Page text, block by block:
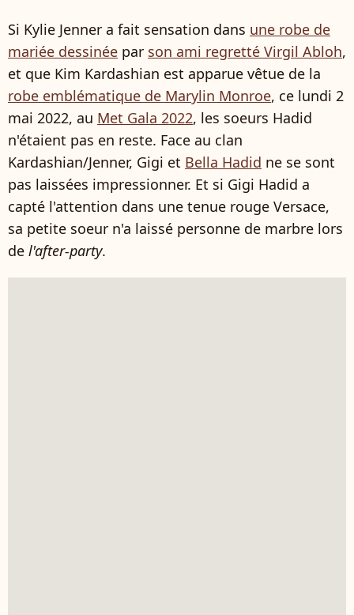
Si Kylie Jenner a fait sensation dans une robe de
mariée dessinée par son ami regretté Virgil Abloh,
et que Kim Kardashian est apparue vêtue de la
robe emblématique de Marylin Monroe, ce lundi 2
mai 2022, au Met Gala 2022, les soeurs Hadid
n'étaient pas en reste. Face au clan
Kardashian/Jenner, Gigi et Bella Hadid ne se sont
pas laissées impressionner. Et si Gigi Hadid a
capté l'attention dans une tenue rouge Versace,
sa petite soeur n'a laissé personne de marbre lors
de l'after-party.